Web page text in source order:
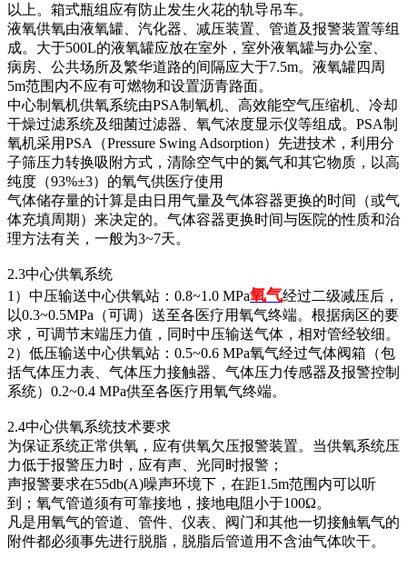
以上。箱式瓶组应有防止发生火花的轨导吊车。
液氧供氧由液氧罐、汽化器、减压装置、管道及报警装置等组
成。大于500L的液氧罐应放在室外，室外液氧罐与办公室、
病房、公共场所及繁华道路的间隔应大于7.5m。液氧罐四周
5m范围内不应有可燃物和设置沥青路面。
中心制氧机供氧系统由PSA制氧机、高效能空气压缩机、冷却
干燥过滤系统及细菌过滤器、氧气浓度显示仪等组成。PSA制
氧机采用PSA（Pressure Swing Adsorption）先进技术，利用分
子筛压力转换吸附方式，清除空气中的氮气和其它物质，以高
纯度（93%±3）的氧气供医疗使用
气体储存量的计算是由日用气量及气体容器更换的时间（或气
体充填周期）来决定的。气体容器更换时间与医院的性质和治
理方法有关，一般为3~7天。
2.3中心供氧系统
1）中压输送中心供氧站：0.8~1.0 MPa氧气经过二级减压后，
以0.3~0.5MPa（可调）送至各医疗用氧气终端。根据病区的要
求，可调节末端压力值，同时中压输送气体，相对管经较细。
2）低压输送中心供氧站：0.5~0.6 MPa氧气经过气体阀箱（包
括气体压力表、气体压力接触器、气体压力传感器及报警控制
系统）0.2~0.4 MPa供至各医疗用氧气终端。
2.4中心供氧系统技术要求
为保证系统正常供氧，应有供氧欠压报警装置。当供氧系统压
力低于报警压力时，应有声、光同时报警；
声报警要求在55db(A)噪声环境下，在距1.5m范围内可以听
到；氧气管道须有可靠接地，接地电阻小于100Ω。
凡是用氧气的管道、管件、仪表、阀门和其他一切接触氧气的
附件都必须事先进行脱脂，脱脂后管道用不含油气体吹干。